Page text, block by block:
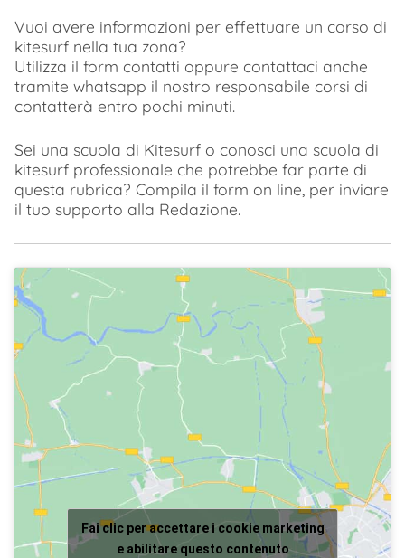
Vuoi avere informazioni per effettuare un corso di
kitesurf nella tua zona?
Utilizza il form contatti oppure contattaci anche
tramite whatsapp il nostro responsabile corsi di
contatterà entro pochi minuti.
Sei una scuola di Kitesurf o conosci una scuola di
kitesurf professionale che potrebbe far parte di
questa rubrica? Compila il form on line, per inviare
il tuo supporto alla Redazione.
Fai clic per accettare i cookie marketing
e abilitare questo contenuto